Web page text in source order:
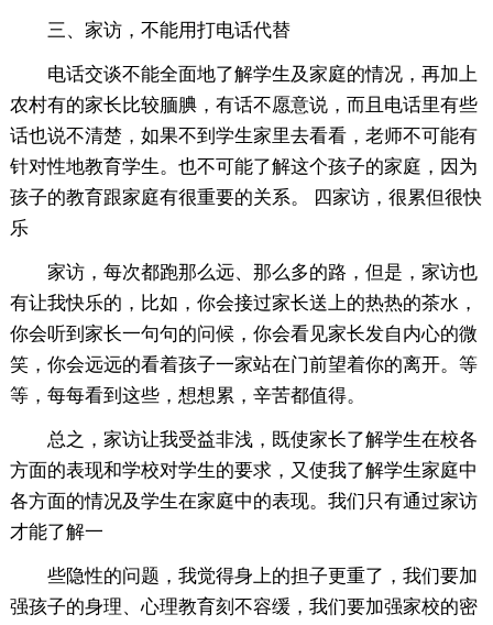
三、家访，不能用打电话代替
电话交谈不能全面地了解学生及家庭的情况，再加上
农村有的家长比较腼腆，有话不愿意说，而且电话里有些
话也说不清楚，如果不到学生家里去看看，老师不可能有
针对性地教育学生。也不可能了解这个孩子的家庭，因为
孩子的教育跟家庭有很重要的关系。 四家访，很累但很快
乐
家访，每次都跑那么远、那么多的路，但是，家访也
有让我快乐的，比如，你会接过家长送上的热热的茶水，
你会听到家长一句句的问候，你会看见家长发自内心的微
笑，你会远远的看着孩子一家站在门前望着你的离开。等
等，每每看到这些，想想累，辛苦都值得。
总之，家访让我受益非浅，既使家长了解学生在校各
方面的表现和学校对学生的要求，又使我了解学生家庭中
各方面的情况及学生在家庭中的表现。我们只有通过家访
才能了解一
些隐性的问题，我觉得身上的担子更重了，我们要加
强孩子的身理、心理教育刻不容缓，我们要加强家校的密